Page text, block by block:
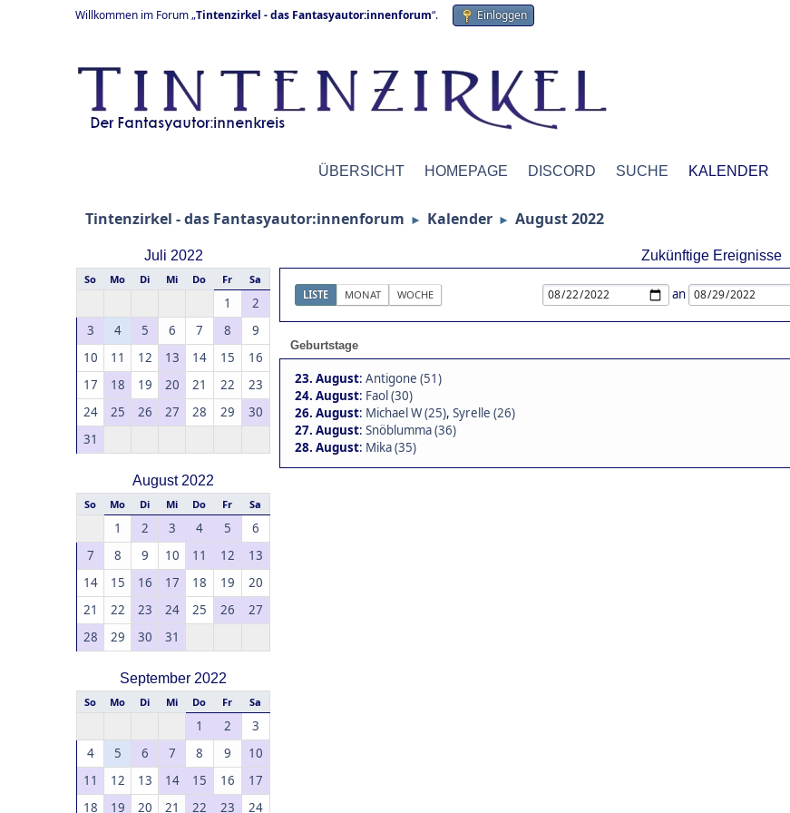
Willkommen im Forum „Tintenzirkel - das Fantasyautor:innenforum“. Einloggen
ÜBERSICHT HOMEPAGE DISCORD SUCHE KALENDER
Tintenzirkel - das Fantasyautor:innenforum ► Kalender ► August 2022
Juli 2022
So Mo Di Mi Do Fr Sa
1
2
3
4 5 6 7 8
9
10
11 12 13 14 15
16
17
18 19 20 21 22
23
24
25 26 27 28 29
30
31
August 2022
So Mo Di Mi Do Fr Sa
1 2 3 4 5
6
7
8 9 10 11 12
13
14
15 16 17 18 19
20
21
22 23 24 25 26
27
28
29 30 31
September 2022
So Mo Di Mi Do Fr Sa
1 2
3
4
5 6 7 8 9
10
11
12 13 14 15 16
17
18
19 20 21 22 23 24
Zukünftige Ereignisse
LISTE MONAT WOCHE an
Geburtstage
23. August: Antigone (51)
24. August: Faol (30)
26. August: Michael W (25), Syrelle (26)
27. August: Snöblumma (36)
28. August: Mika (35)